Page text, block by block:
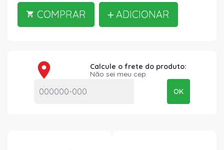
COMPRAR ADICIONAR
Calcule o frete do produto:
Não sei meu cep
OK